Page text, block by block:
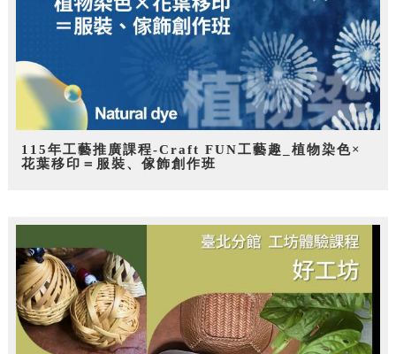
115年工藝推廣課程-Craft FUN工藝趣_植物染色×
花葉移印＝服裝、傢飾創作班